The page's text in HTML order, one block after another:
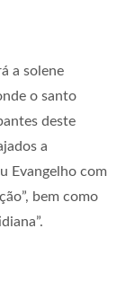
a solene
o santo
deste
a
Evangelho com
bem como